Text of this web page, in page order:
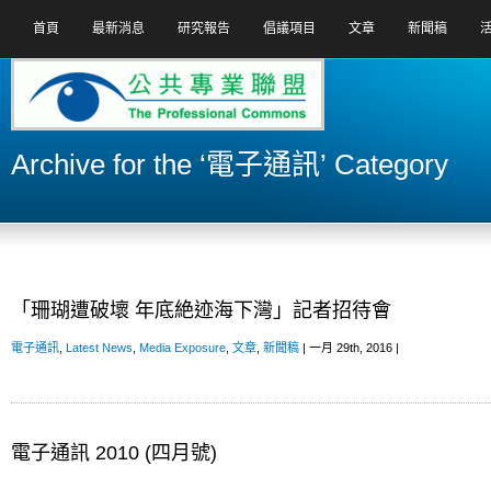
首頁 最新消息 研究報告 倡議項目 文章 新聞稿
Archive for the ‘電子通訊’ Category
「珊瑚遭破壞 年底絶迹海下灣」記者招待會
電子通訊 Latest News Media Exposure 文章 新聞稿 | 一月 29th, 2016 |
電子通訊 2010 (四月號)